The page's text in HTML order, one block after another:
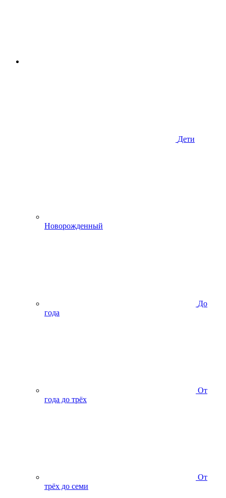
Дети
Новорожденный
До
года
От
года до трёх
От
трёх до семи